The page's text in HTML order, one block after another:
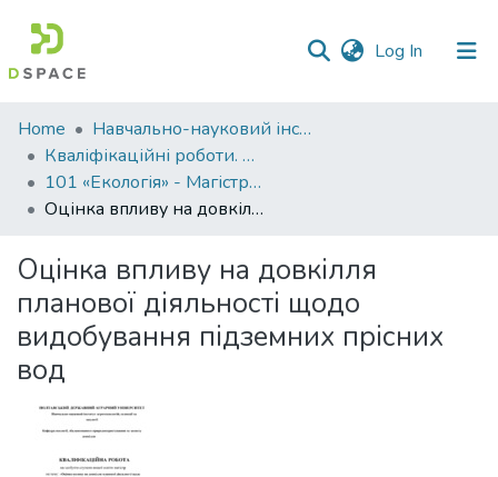
Log In (current)
Communities
&
Collections
All of DSpace
Statistics
Home
Навчально-науковий інститут агротехнологій, селекції та екології
Кваліфікаційні роботи. ННІ агротехнологій, селекції та екології
101 «Екологія» - Магістри 2024-2025
Оцінка впливу на довкілля планової діяльності щодо видобування підземних прісних вод
Оцінка впливу на довкілля
планової діяльності щодо
видобування підземних прісних
вод